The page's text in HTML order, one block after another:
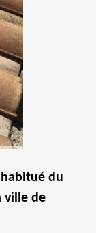
du
ville de